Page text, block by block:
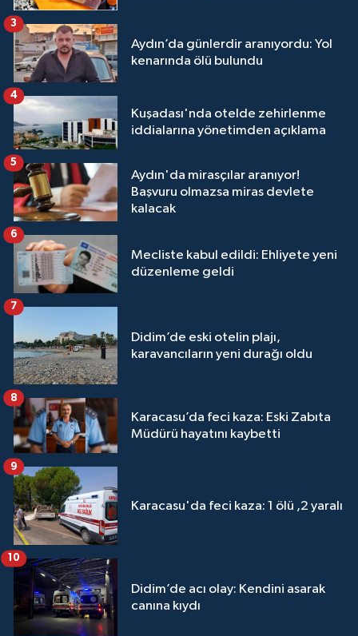
Aydın’da günlerdir aranıyordu: Yol
kenarında ölü bulundu
3
Kuşadası'nda otelde zehirlenme
iddialarına yönetimden açıklama
4
Aydın'da mirasçılar aranıyor!
Başvuru olmazsa miras devlete
kalacak
5
Mecliste kabul edildi: Ehliyete yeni
düzenleme geldi
6
Didim’de eski otelin plajı,
karavancıların yeni durağı oldu
7
Karacasu’da feci kaza: Eski Zabıta
Müdürü hayatını kaybetti
8
Karacasu'da feci kaza: 1 ölü ,2 yaralı
9
Didim’de acı olay: Kendini asarak
canına kıydı
10